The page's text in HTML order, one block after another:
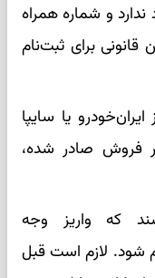
و شماره همراه
برای ثبت‌نام
گذشته از ایران‌خودرو یا سایپا
فروش صادر شده،
که واریز وجه
شود. لازم است قبل